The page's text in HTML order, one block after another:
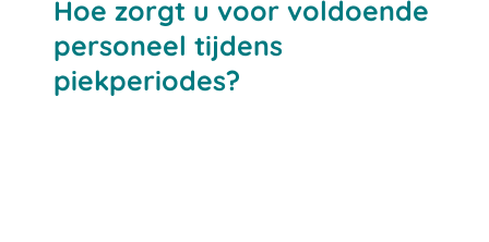
Hoe zorgt u voor voldoende
personeel tijdens
piekperiodes?